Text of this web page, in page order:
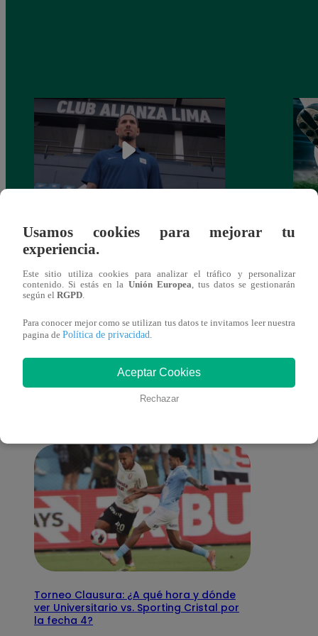
Alianza Lima: así anunció a Sergio Peña
como nuevo fichaje para el Torneo
También te puede
interesar
Torneo Clausura: ¿A qué hora y dónde
ver Universitario vs. Sporting Cristal por
la fecha 4?
Usamos cookies para mejorar tu
experiencia.
Este sitio utiliza cookies para analizar el tráfico y personalizar
contenido. Si estás en la Unión Europea, tus datos se gestionarán
según el RGPD.
Para conocer mejor como se utilizan tus datos te invitamos leer nuestra
pagina de Política de privacidad.
Aceptar Cookies
Rechazar